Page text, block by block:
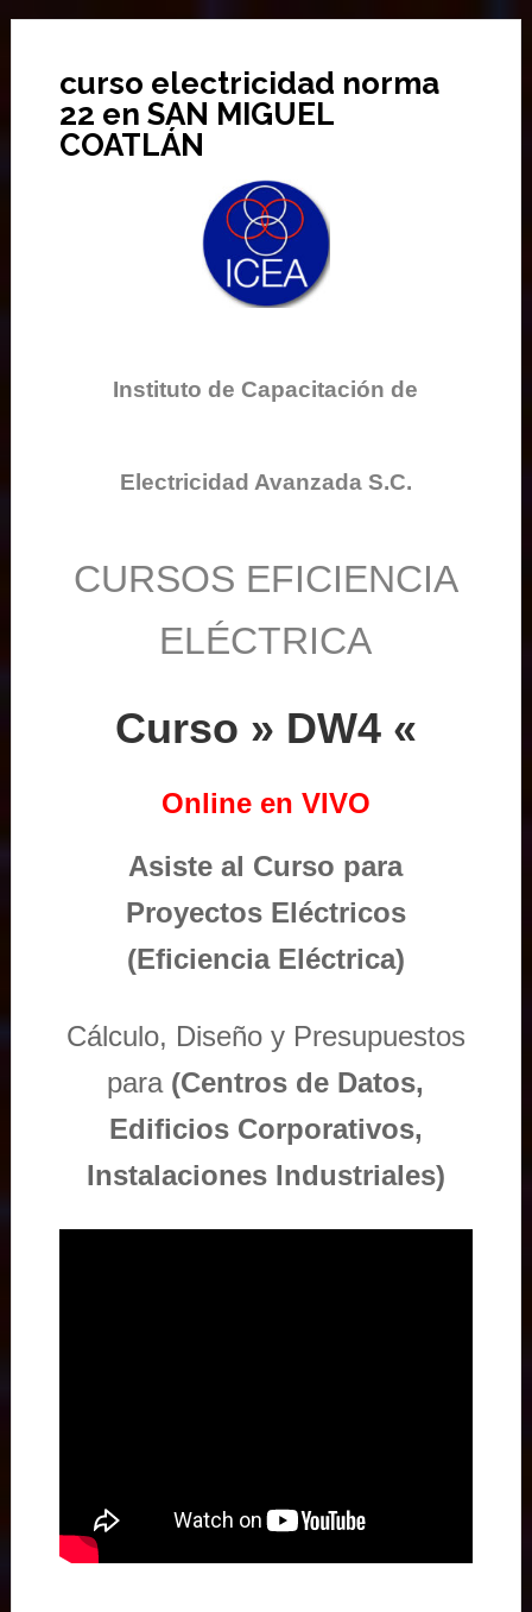
curso electricidad norma
22 en SAN MIGUEL
COATLÁN
Instituto de Capacitación de
Electricidad Avanzada S.C.
CURSOS EFICIENCIA
ELÉCTRICA
Curso » DW4 «
Online en VIVO
Asiste al Curso para
Proyectos Eléctricos
(Eficiencia Eléctrica)
Cálculo, Diseño y Presupuestos
para (Centros de Datos,
Edificios Corporativos,
Instalaciones Industriales)